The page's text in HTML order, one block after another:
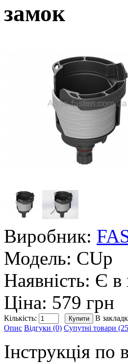
замок
Виробник:
Модель: CUp
Наявність: Є в
Ціна: 579 грн
Кількість:
В
Опис Відгуки (0) Супутні товари
Інструкція по